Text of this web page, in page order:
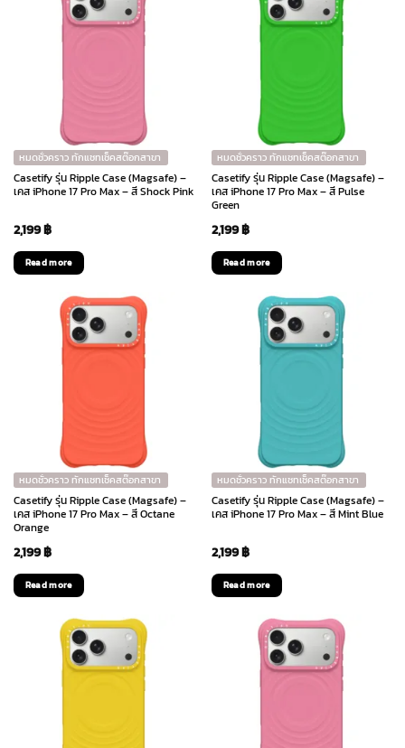
หมดชั่วคราว ทักแชทเช็คสต๊อกสาขา
Casetify รุ่น Ripple Case (Magsafe) –
เคส iPhone 17 Pro Max – สี Shock Pink
2,199฿
Read more
หมดชั่วคราว ทักแชทเช็คสต๊อกสาขา
Casetify รุ่น Ripple Case (Magsafe) –
เคส iPhone 17 Pro Max – สี Pulse
Green
2,199฿
Read more
หมดชั่วคราว ทักแชทเช็คสต๊อกสาขา
Casetify รุ่น Ripple Case (Magsafe) –
เคส iPhone 17 Pro Max – สี Octane
Orange
2,199฿
Read more
หมดชั่วคราว ทักแชทเช็คสต๊อกสาขา
Casetify รุ่น Ripple Case (Magsafe) –
เคส iPhone 17 Pro Max – สี Mint Blue
2,199฿
Read more